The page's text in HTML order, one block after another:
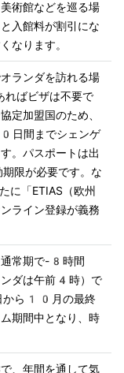
術館などを巡る場
入館料が割引にな
なります。
ランダを訪れる場
ばビザは不要で
定加盟国のため、
間までシェンゲ
。パスポートは出
限が必要です。な
「ETIAS（欧州
ライン登録が義務
通常期で-8時間
ンダは午前4時）で
から10月の最終
期間中となり、時
、年間を通して気